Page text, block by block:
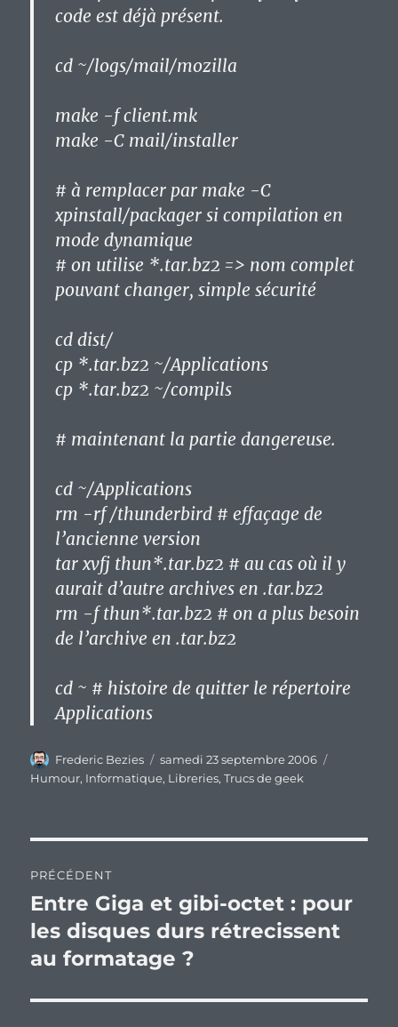
code est déjà présent.
cd ~/logs/mail/mozilla
make -f client.mk
make -C mail/installer
# à remplacer par make -C
xpinstall/packager si compilation en
mode dynamique
# on utilise *.tar.bz2 => nom complet
pouvant changer, simple sécurité
cd dist/
cp *.tar.bz2 ~/Applications
cp *.tar.bz2 ~/compils
# maintenant la partie dangereuse.
cd ~/Applications
rm -rf /thunderbird # effaçage de
l’ancienne version
tar xvfj thun*.tar.bz2 # au cas où il y
aurait d’autre archives en .tar.bz2
rm -f thun*.tar.bz2 # on a plus besoin
de l’archive en .tar.bz2
cd ~ # histoire de quitter le répertoire
Applications
Auteur
Frederic Bezies
Publié
le
samedi 23 septembre 2006
Humour, Informatique, Libreries,Trucs de geek
de
l’article
PRÉCÉDENT
Publication
précédente :
Entre Giga et gibi-octet : pour
les disques durs rétrecissent
au formatage ?